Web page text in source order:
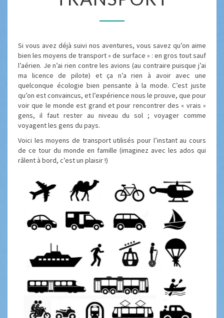
Si vous avez déjà suivi nos aventures, vous savez qu’on aime
bien les moyens de transport « de surface » : en gros tout sauf
l’aérien. Je n’ai rien contre les avions (au contraire puisque j’ai
ma licence de pilote) et ça n’a rien à avoir avec une
quelconque écologie bien pensante à la mode. C’est juste
qu’on est convaincus, et l’expérience nous le prouve, que pour
voir que le monde est grand et pour rencontrer des « vrais »
gens, il faut rester au niveau du sol ; voyager comme
voyagent les gens du pays.
Voici les moyens de transport utilisés pour l’instant au cours
de ce tour du monde en famille (imaginez avec les ados qui
râlent à bord, c’est un plaisir !)